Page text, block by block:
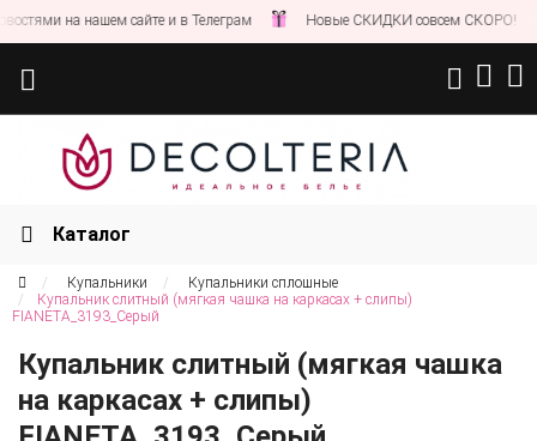
на нашем сайте и в Телеграм Новые СКИДКИ совсем СКОРО!
Каталог
Купальники
Купальники сплошные
Купальник слитный (мягкая чашка на каркасах + слипы)
FIANETA_3193_Серый
Купальник слитный (мягкая чашка
на каркасах + слипы)